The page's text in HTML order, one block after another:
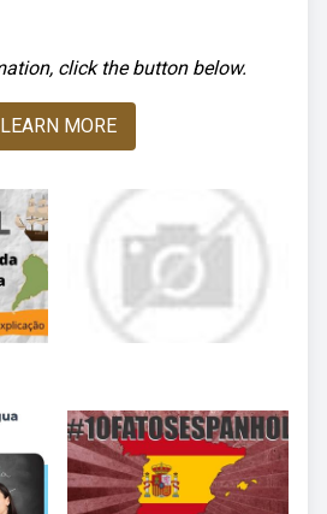
click the button below.
LEARN MORE